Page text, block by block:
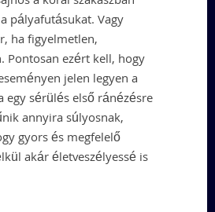
pályafutásukat. Vagy
ha figyelmetlen,
Pontosan ezért kell, hogy
jelen legyen a
egy sérülés első ránézésre
annyira súlyosnak,
gyors és megfelelő
akár életveszélyessé is